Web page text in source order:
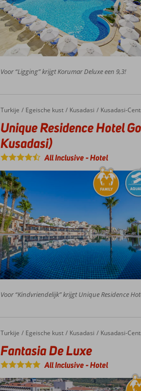
Voor “Ligging” krijgt Korumar Deluxe een 9,3!
Home
Turkije Egeische kust Kusadasi Kusadasi-
Unique Residence Hotel Golf & Spa (Ex.
Unique Residence Hotel
Kusadasi)
All Inclusive-Hotel
Voor “Kindvriendelijk” krijgt Unique Residence
Home
Turkije Egeische kust Kusadasi Kusadasi-
Fantasia De Luxe
Fantasia De Luxe
All Inclusive-Hotel